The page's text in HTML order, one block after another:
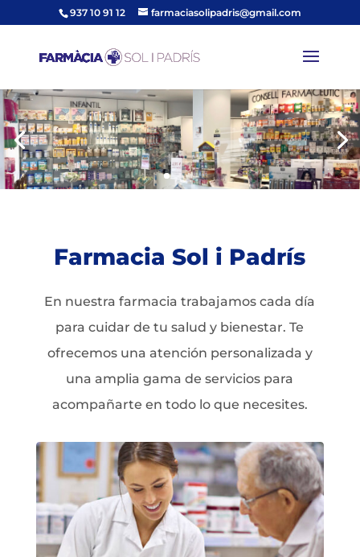
937 10 91 12 farmaciasolipadris@gmail.com
Farmacia Sol i Padrís
En nuestra farmacia trabajamos cada día
para cuidar de tu salud y bienestar. Te
ofrecemos una atención personalizada y
una amplia gama de servicios para
acompañarte en todo lo que necesites.